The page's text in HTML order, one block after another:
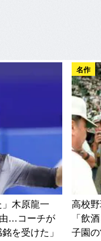
」木原龍一
由…コーチが
を受けた」
名作
高校
「飲
子園